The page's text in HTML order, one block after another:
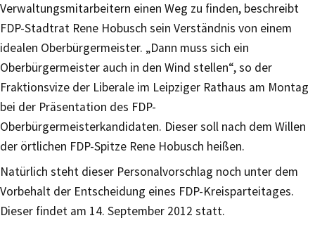
Verwaltungsmitarbeitern einen Weg zu finden, beschreibt
FDP-Stadtrat Rene Hobusch sein Verständnis von einem
idealen Oberbürgermeister. „Dann muss sich ein
Oberbürgermeister auch in den Wind stellen“, so der
Fraktionsvize der Liberale im Leipziger Rathaus am Montag
bei der Präsentation des FDP-
Oberbürgermeisterkandidaten. Dieser soll nach dem Willen
der örtlichen FDP-Spitze Rene Hobusch heißen.
Natürlich steht dieser Personalvorschlag noch unter dem
Vorbehalt der Entscheidung eines FDP-Kreisparteitages.
Dieser findet am 14. September 2012 statt.